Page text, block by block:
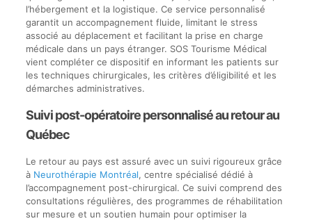
l’hébergement et la logistique. Ce service personnalisé
garantit un accompagnement fluide, limitant le stress
associé au déplacement et facilitant la prise en charge
médicale dans un pays étranger. SOS Tourisme Médical
vient compléter ce dispositif en informant les patients sur
les techniques chirurgicales, les critères d’éligibilité et les
démarches administratives.
Suivi post-opératoire personnalisé au retour au
Québec
Le retour au pays est assuré avec un suivi rigoureux grâce
à Neurothérapie Montréal, centre spécialisé dédié à
l’accompagnement post-chirurgical. Ce suivi comprend des
consultations régulières, des programmes de réhabilitation
sur mesure et un soutien humain pour optimiser la